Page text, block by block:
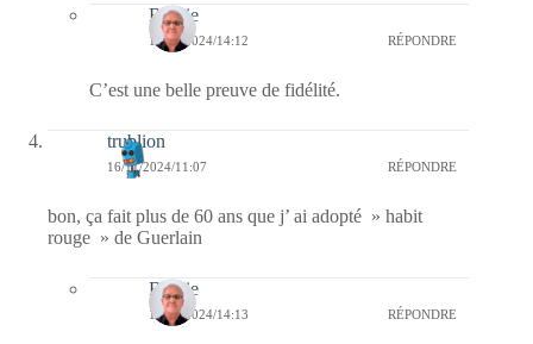
Bernie
17/11/2024/14:12 RÉPONDRE
C’est une belle preuve de fidélité.
trublion
16/11/2024/11:07 RÉPONDRE
bon, ça fait plus de 60 ans que j’ ai adopté » habit
rouge » de Guerlain
Bernie
17/11/2024/14:13 RÉPONDRE